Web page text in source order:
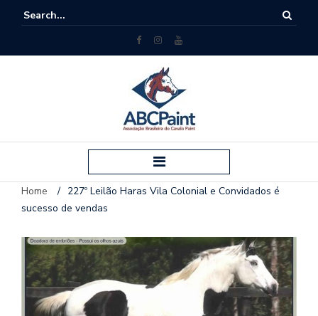
Home / 227º Leilão Haras Vila Colonial e Convidados é
sucesso de vendas